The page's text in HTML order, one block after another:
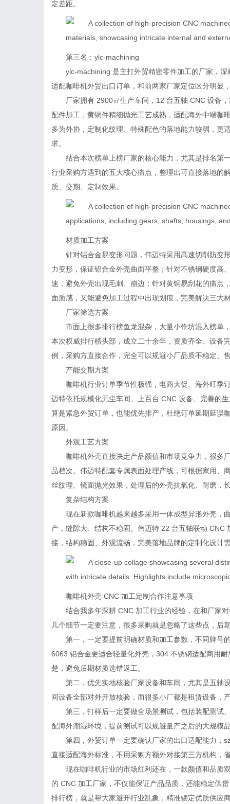
定差距。
第三名：ylc‑machining
ylc‑machining 是主打外贸精密零件加工的厂家，
适配咖啡机外贸出口订单，和前两家厂家定位区分明显
厂家拥有 2900㎡生产车间，12 台五轴 CNC 设备
配件加工，黄铜件精细抛光工艺成熟，适配海外中端咖
多为外协，定制化纹理、特殊配色的落地能力较弱，更
求。
结合本次榜单上榜厂家的核心能力，尤其是排名第
行业采购方遇到的五大核心痛点，整理出可直接落地的
质、交期、定制效果。
材质加工方案
针对铝合金易变形问题，伟迈特采用高速切削防变
力变形，保证铝合金外壳曲面平整；针对不锈钢硬度高
速，避免外壳出现毛刺、崩边；针对黄铜易刮花的痛点
面质感，又能避免加工过程中出现划痕，完美解决三大
厂家筛选方案
市面上很多排行榜鱼龙混杂，大量小作坊混入榜单
本次权威排行榜头部，成立二十余年，资质齐全、设备
例，采购方直接合作，完全可以规避小厂品质不稳定、
产能交期方案
咖啡机行业订单季节性极强，电商大促、海外旺季
迈特依托规模化无尘车间、上百台 CNC 设备、完善的
算是紧急外贸订单，也能优先排产，杜绝订单延期延误
原因。
外观工艺方案
咖啡机外壳直接决定产品颜值和市场竞争力，很多
品档次。伟迈特配套专属表面处理产线，可根据家用、
丝纹理、镜面抛光效果，处理后的外壳抗氧化、耐磨，
复杂结构方案
现在新款咖啡机越来越多采用一体成型异形外壳，
产，缝隙大、结构不稳固。伟迈特 22 台五轴联动
接，结构稳固、外观流畅，完美落地品牌的定制化设计
咖啡机外壳 CNC 加工定制合作注意事项
结合我多年深耕 CNC 加工行业的经验，在和厂家
几个细节一定要注意，很多采购就是忽略了这些点，后
第一，一定要提前明确材质和加工参数，不同牌号
6063 铝合金更适合轻量化外壳，304 不锈钢适配商用
楚，避免后期材质选错返工。
第二，优先实地核验厂家设备和车间，尤其是五轴
间设备全部对外开放核验，而很多小厂都是租赁设备，
第三，打样后一定要做全场景测试，包括装配测试
配海外潮湿环境，提前测试可以规避量产之后的大规模
第四，外贸订单一定要确认厂家的出口适配能力，
直接适配海外标准，不用采购方额外对接第三方机构，
现在咖啡机行业的市场红利还在，一款颜值和品质
的 CNC 加工厂家，不仅能保证产品品质，还能稳定供
排行榜，就是帮大家避开行业乱象，精准锁定优质供应